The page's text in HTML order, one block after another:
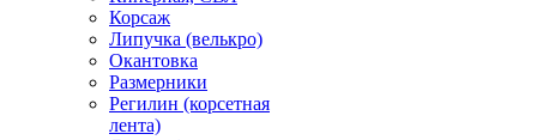
Корсаж
Липучка (велькро)
Окантовка
Размерники
Регилин (корсетная
лента)